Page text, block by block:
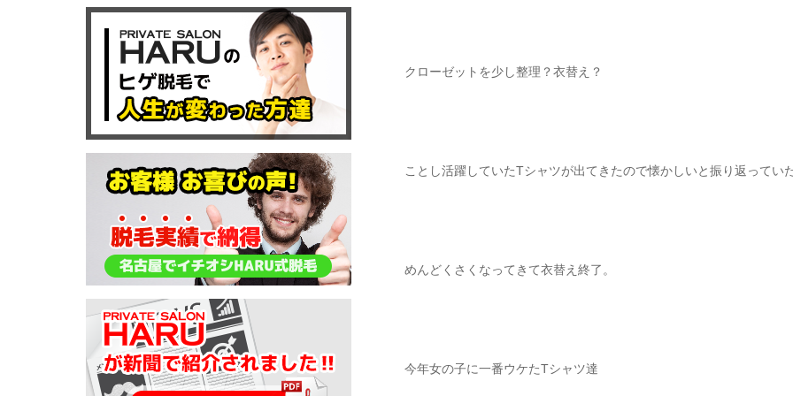
クローゼットを少し整理？衣替え？
ことし活躍していたTシャツが出てきたので懐かしいと振り返ってい
めんどくさくなってきて衣替え終了。
今年女の子に一番ウケたTシャツ達